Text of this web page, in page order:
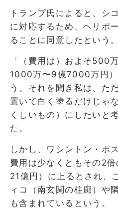
トランプ氏によると、シ
に対応するため、ヘリポ
ることに同意したという。
「（費用は）およそ500
1000万〜9億7000万円
う。それを聞き私は、た
置いて白く塗るだけじゃ
くしいもの）にしたいと
た。
しかし、ワシントン・ポ
費用は少なくともその2
21億円）に上るとされ、
ィコ（南玄関の柱廊）や
も含まれているという。